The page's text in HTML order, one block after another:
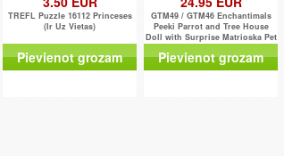
TREFL Puzzle 16112 Princeses
(Ir Uz Vietas)
Pievienot grozam
GTM49 / GTM46 Enchantimals
Peeki Parrot and Tree House
Doll with Surprise Matrioska Pet
and Toy Hous
Pievienot grozam